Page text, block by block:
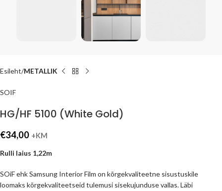
Esileht METALLIK
SOIF
HG/HF 5100 (White Gold)
€34,00 +KM
Rulli laius 1,22m
SOiF ehk Samsung Interior Film on kõrgekvaliteetne sisustuskile
loomaks kõrgekvaliteetseid tulemusi sisekujunduse vallas. Läbi